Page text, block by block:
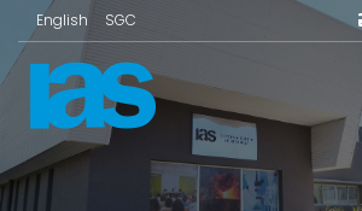
English SGC